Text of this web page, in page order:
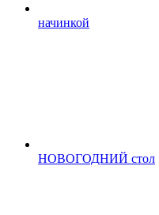
начинкой
НОВОГОДНИЙ стол